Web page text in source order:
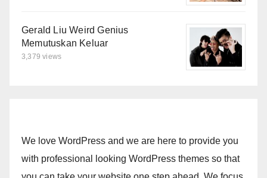
Gerald Liu Weird Genius
Memutuskan Keluar
3,379 views
We love WordPress and we are here to provide you
with professional looking WordPress themes so that